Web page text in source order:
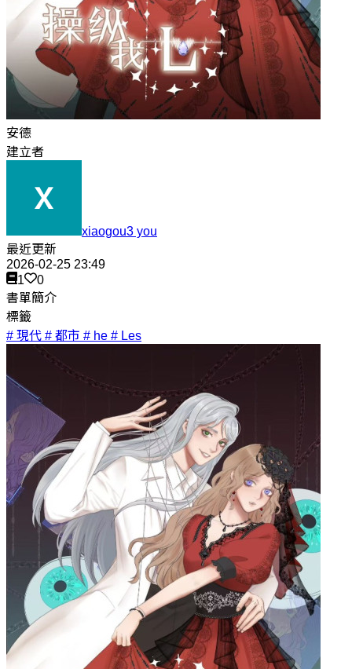
安德
建立者
xiaogou3 you
最近更新
2026-02-25 23:49
1
0
書單簡介
標籤
# 現代 # 都市 # he # Les